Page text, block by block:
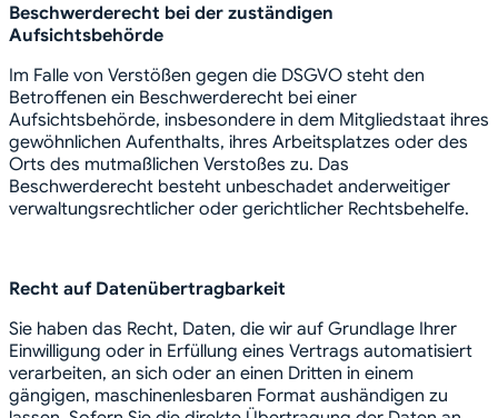
Beschwerderecht bei der zuständigen
Aufsichtsbehörde
Im Falle von Verstößen gegen die DSGVO steht den
Betroffenen ein Beschwerderecht bei einer
Aufsichtsbehörde, insbesondere in dem Mitgliedstaat ihres
gewöhnlichen Aufenthalts, ihres Arbeitsplatzes oder des
Orts des mutmaßlichen Verstoßes zu. Das
Beschwerderecht besteht unbeschadet anderweitiger
verwaltungsrechtlicher oder gerichtlicher Rechtsbehelfe.
Recht auf Datenübertragbarkeit
Sie haben das Recht, Daten, die wir auf Grundlage Ihrer
Einwilligung oder in Erfüllung eines Vertrags automatisiert
verarbeiten, an sich oder an einen Dritten in einem
gängigen, maschinenlesbaren Format aushändigen zu